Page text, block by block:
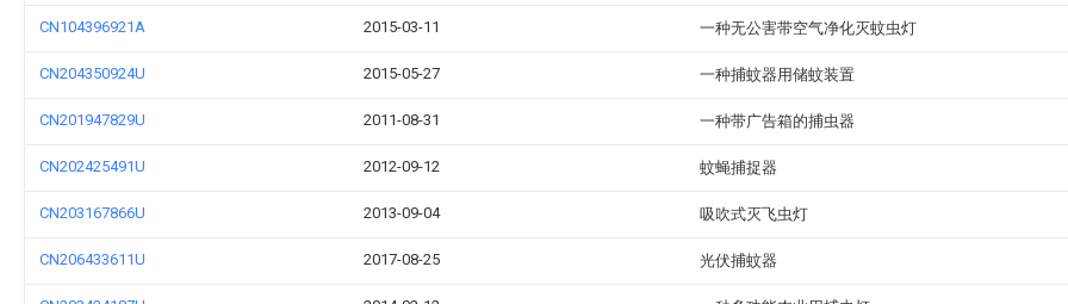
CN104396921A 2015-03-11 一种无公害带空气净化灭蚊虫灯
CN204350924U 2015-05-27 一种捕蚊器用储蚊装置
CN201947829U 2011-08-31 一种带广告箱的捕虫器
CN202425491U 2012-09-12 蚊蝇捕捉器
CN203167866U 2013-09-04 吸吹式灭飞虫灯
CN206433611U 2017-08-25 光伏捕蚊器